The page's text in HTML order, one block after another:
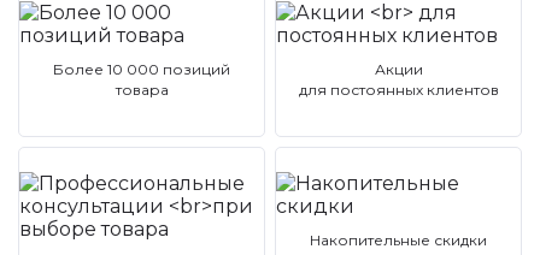
Более 10 000 позиций
товара
Акции
для постоянных клиентов
Накопительные скидки